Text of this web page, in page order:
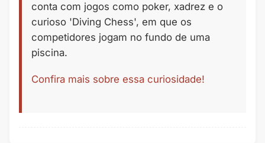
conta com jogos como poker, xadrez e o
curioso 'Diving Chess', em que os
competidores jogam no fundo de uma
piscina.
Confira mais sobre essa curiosidade!